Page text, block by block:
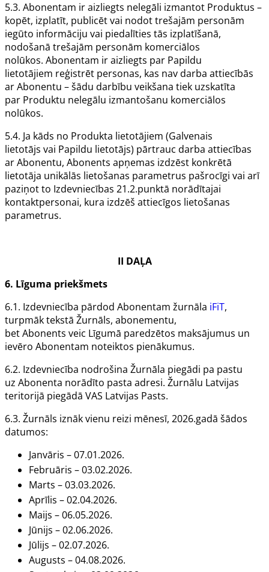
5.3. Abonentam ir aizliegts nelegāli izmantot Produktus –
kopēt, izplatīt, publicēt vai nodot trešajām personām
iegūto informāciju vai piedalīties tās izplatīšanā,
nodošanā trešajām personām komerciālos
nolūkos. Abonentam ir aizliegts par Papildu
lietotājiem reģistrēt personas, kas nav darba attiecībās
arAbonentu – šādu darbību veikšana tiek uzskatīta
par Produktu nelegālu izmantošanu komerciālos
nolūkos.
5.4. Ja kāds no Produkta lietotājiem (Galvenais
lietotājs vai Papildu lietotājs) pārtrauc darba attiecības
arAbonentu, Abonents apņemas izdzēst konkrētā
lietotāja unikālās lietošanas parametrus pašrocīgi vai arī
paziņot to Izdevniecības 21.2.punktā norādītajai
kontaktpersonai, kura izdzēš attiecīgos lietošanas
parametrus.
II DAĻA
6. Līguma priekšmets
6.1. Izdevniecība pārdod Abonentam žurnāla iFiT,
turpmāk tekstā Žurnāls, abonementu,
betAbonents veic Līgumā paredzētos maksājumus un
ievēro Abonentam noteiktos pienākumus.
6.2. Izdevniecība nodrošina Žurnāla piegādi pa pastu
uz Abonenta norādīto pasta adresi. Žurnālu Latvijas
teritorijā piegādā VAS Latvijas Pasts.
6.3. Žurnāls iznāk vienu reizi mēnesī, 2026.gadā šādos
datumos:
Janvāris – 07.01.2026.
Februāris – 03.02.2026.
Marts – 03.03.2026.
Aprīlis – 02.04.2026.
Maijs – 06.05.2026.
Jūnijs – 02.06.2026.
Jūlijs – 02.07.2026.
Augusts – 04.08.2026.